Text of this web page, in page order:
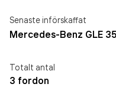
Senaste införskaffat
Mercedes-Benz GLE
Totalt antal
3 fordon